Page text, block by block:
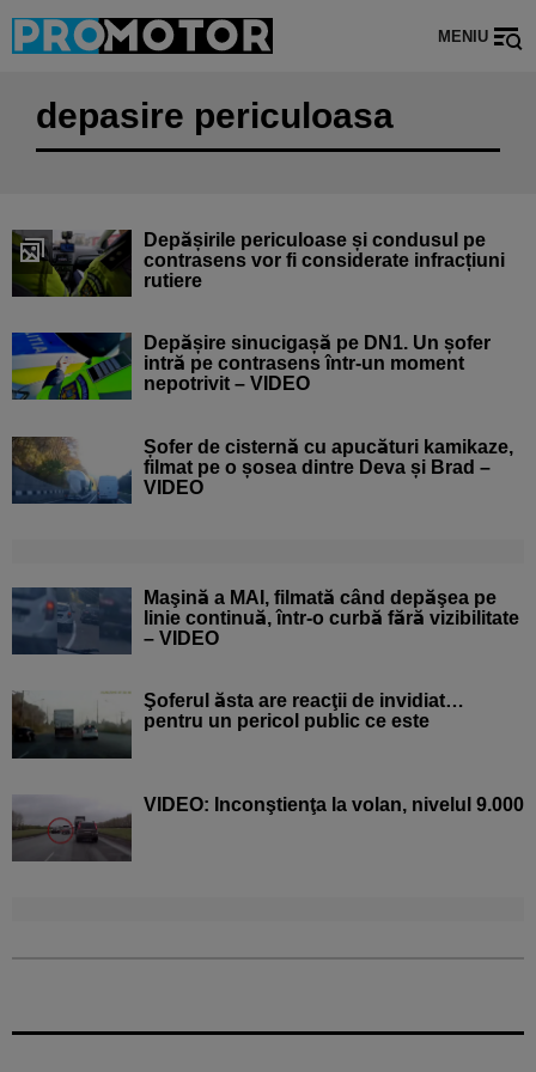
MENIU
depasire periculoasa
Depășirile periculoase și condusul pe
contrasens vor fi considerate infracțiuni
rutiere
Depășire sinucigașă pe DN1. Un șofer
intră pe contrasens într-un moment
nepotrivit – VIDEO
Șofer de cisternă cu apucături kamikaze,
filmat pe o șosea dintre Deva și Brad –
VIDEO
Maşină a MAI, filmată când depăşea pe
linie continuă, într-o curbă fără vizibilitate
– VIDEO
Şoferul ăsta are reacţii de invidiat…
pentru un pericol public ce este
VIDEO: Inconştienţa la volan, nivelul 9.000